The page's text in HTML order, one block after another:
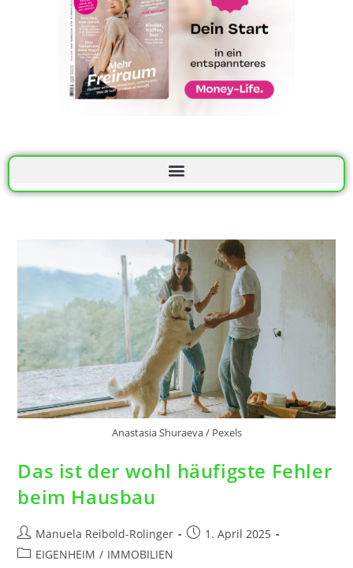
Anastasia Shuraeva / Pexels
Das ist der wohl häufigste Fehler
beim Hausbau
Manuela Reibold-Rolinger
1. April 2025
EIGENHEIM / IMMOBILIEN